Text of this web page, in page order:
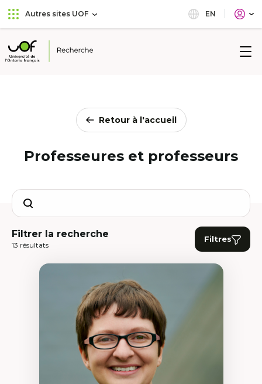
Aller
au
principal
Passer
au
Autres sites UOF EN
Université
Retour à l'accueil
Professeures et professeurs
Search
Filtrer la recherche
13 résultats
Filtres